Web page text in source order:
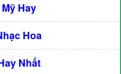
Hay
Hoa
Nhất